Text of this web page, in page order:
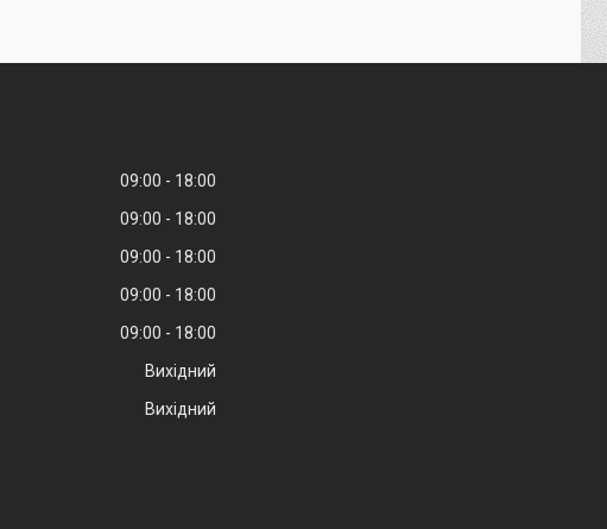
09:00
18:00
09:00
18:00
09:00
18:00
09:00
18:00
09:00
18:00
Вихідний
Вихідний